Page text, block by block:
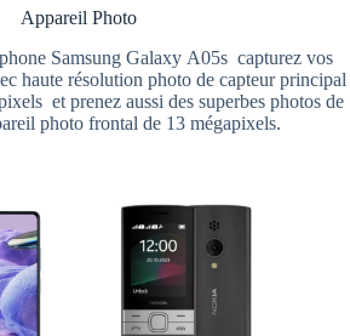
Appareil Photo
Samsung Galaxy A05s capturez vos
haute résolution photo de capteur principal
et prenez aussi des superbes photos de
photo frontal de 13 mégapixels.